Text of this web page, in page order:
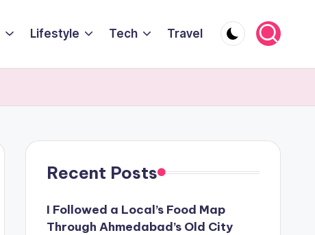
Lifestyle Tech Travel
Recent Posts
I Followed a Local’s Food Map
Through Ahmedabad’s Old City